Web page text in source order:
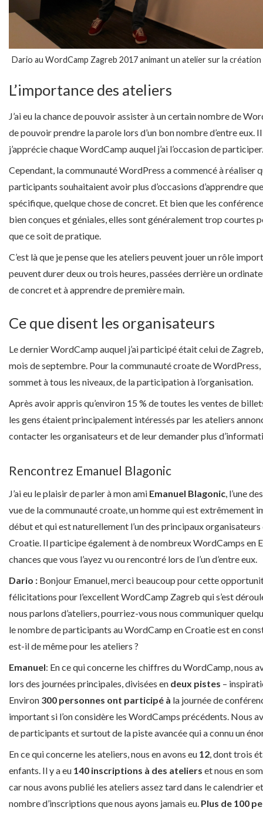
Dario au WordCamp Zagreb 2017 animant un atelier sur la
L’importance des ateliers
J’ai eu la chance de pouvoir assister à un certain nombre de
de pouvoir prendre la parole lors d’un bon nombre d’entre eux.
j’apprécie chaque WordCamp auquel j’ai l’occasion de participer.
Cependant, la communauté WordPress a commencé à réaliser
participants souhaitaient avoir plus d’occasions d’apprendre
spécifique, quelque chose de concret. Et bien que les
bien conçues et géniales, elles sont généralement trop courtes
que ce soit de pratique.
C’est là que je pense que les ateliers peuvent jouer un rôle
peuvent durer deux ou trois heures, passées derrière un
de concret et à apprendre de première main.
Ce que disent les organisateurs
Le dernier WordCamp auquel j’ai participé était celui de
mois de septembre. Pour la communauté croate de WordPress,
sommet à tous les niveaux, de la participation à l’organisation.
Après avoir appris qu’environ 15 % de toutes les ventes de
les gens étaient principalement intéressés par les ateliers
contacter les organisateurs et de leur demander plus
Rencontrez Emanuel Blagonic
J’ai eu le plaisir de parler à mon ami Emanuel Blagonic , l’une
vue de la communauté croate, un homme qui est extrêmement
début et qui est naturellement l’un des principaux
Croatie. Il participe également à de nombreux WordCamps en
chances que vous l’ayez vu ou rencontré lors de l’un d’entre eux.
Dario : Bonjour Emanuel, merci beaucoup pour cette
félicitations pour l’excellent WordCamp Zagreb qui s’est
nous parlons d’ateliers, pourriez-vous nous communiquer
le nombre de participants au WordCamp en Croatie est en
est-il de même pour les ateliers ?
Emanuel: En ce qui concerne les chiffres du WordCamp, nous
lors des journées principales, divisées en deux pistes –
Environ 300 personnes ont participé à la journée de
important si l’on considère les WordCamps précédents. Nous
de participants et surtout de la piste avancée qui a connu un
En ce qui concerne les ateliers, nous en avons eu 12 , dont trois
enfants. Il y a eu 140 inscriptions à des ateliers et nous en
car nous avons publié les ateliers assez tard dans le calendrier
nombre d’inscriptions que nous ayons jamais eu. Plus de 100